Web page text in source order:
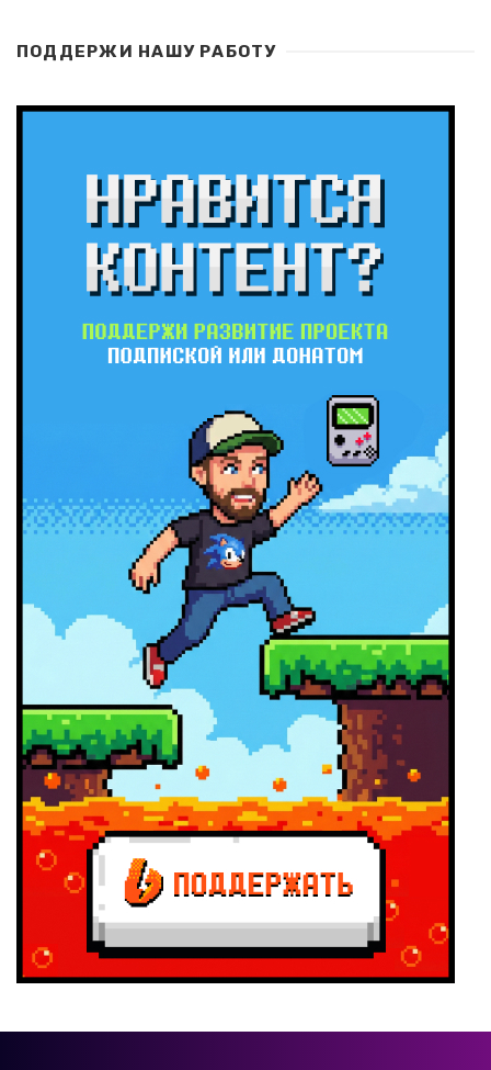
ПОДДЕРЖИ НАШУ РАБОТУ